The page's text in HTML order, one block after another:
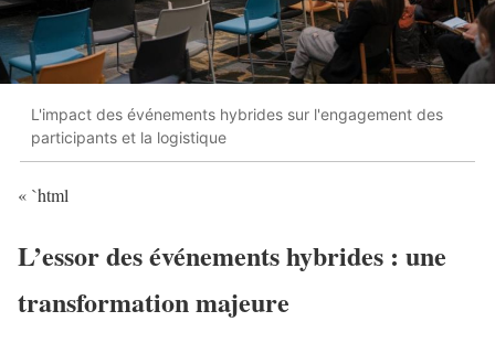
L'impact des événements hybrides sur l'engagement des
participants et la logistique
« `html
L’essor des événements hybrides : une
transformation majeure